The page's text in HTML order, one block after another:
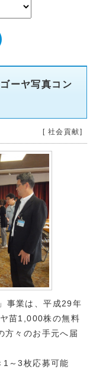
ーヤ写真コン
[ 社会貢献]
事業は、平成29年
苗1,000株の無料
方々のお手元へ届
～3枚応募可能